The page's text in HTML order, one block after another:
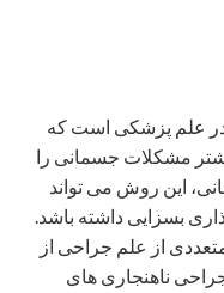
در علم پزشکی است که
مشکلات جسمانی را
این روش می تواند
بسزایی داشته باشد.
از علم جراحی از
ناهنجاری های